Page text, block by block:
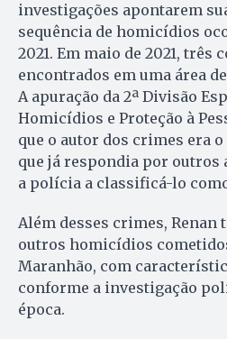
investigações apontarem
sequência de homicídios
2021. Em maio de 2021, três
encontrados em uma área
A apuração da 2ª Divisão
Homicídios e Proteção à
que o autor dos crimes era
que já respondia por outros
a polícia a classificá-lo
Além desses crimes, Renan
outros homicídios
Maranhão, com
conforme a investigação
época.